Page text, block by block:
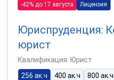
-42% до 17 августа Лицензия
Юриспруденция:
юрист
Квалификация: Юрист
256 ак.ч
400 ак.ч 800 ак.ч